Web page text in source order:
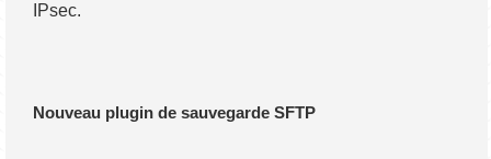
IPsec.
Nouveau plugin de sauvegarde SFTP